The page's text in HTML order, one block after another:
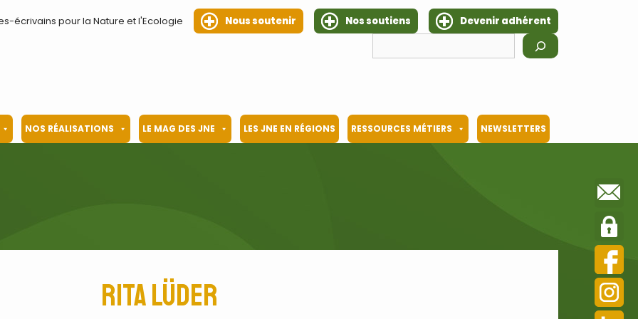
écrivains pour la Nature et l'Ecologie Nous soutenir Nos soutiens
Devenir adhérent
NOS RÉALISATIONS LE MAG DES JNE LES JNE EN RÉGIONS RESSOURCES MÉTIERS NEWSLETTERS
Rita Lüder